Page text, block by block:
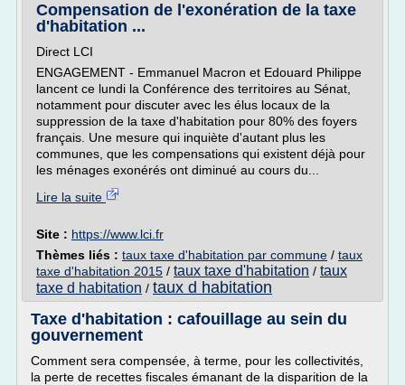
Compensation de l'exonération de la taxe
d'habitation ...
Direct LCI
ENGAGEMENT - Emmanuel Macron et Edouard Philippe
lancent ce lundi la Conférence des territoires au Sénat,
notamment pour discuter avec les élus locaux de la
suppression de la taxe d'habitation pour 80% des foyers
français. Une mesure qui inquiète d'autant plus les
communes, que les compensations qui existent déjà pour
les ménages exonérés ont diminué au cours du...
Lire la suite
Site : https://www.lci.fr
Thèmes liés : taux taxe d'habitation par commune / taux
taxe d'habitation 2015 / taux taxe d'habitation / taux
taxe d habitation / taux d habitation
Taxe d'habitation : cafouillage au sein du
gouvernement
Comment sera compensée, à terme, pour les collectivités,
la perte de recettes fiscales émanant de la disparition de la